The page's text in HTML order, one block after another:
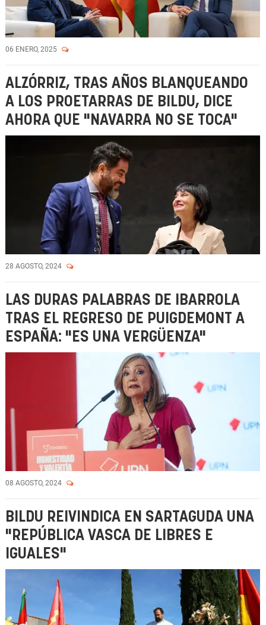
06 ENERO, 2025
ALZÓRRIZ, TRAS AÑOS BLANQUEANDO
A LOS PROETARRAS DE BILDU, DICE
AHORA QUE "NAVARRA NO SE TOCA"
28 AGOSTO, 2024
LAS DURAS PALABRAS DE IBARROLA
TRAS EL REGRESO DE PUIGDEMONT A
ESPAÑA: "ES UNA VERGÜENZA"
08 AGOSTO, 2024
BILDU REIVINDICA EN SARTAGUDA UNA
"REPÚBLICA VASCA DE LIBRES E
IGUALES"